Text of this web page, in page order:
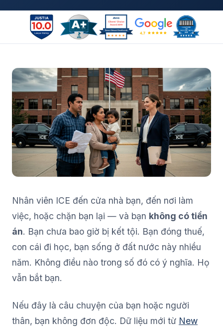
Nhân viên ICE đến cửa nhà bạn, đến nơi làm
việc, hoặc chặn bạn lại — và bạn không có tiền
án. Bạn chưa bao giờ bị kết tội. Bạn đóng thuế,
con cái đi học, bạn sống ở đất nước này nhiều
năm. Không điều nào trong số đó có ý nghĩa. Họ
vẫn bắt bạn.
Nếu đây là câu chuyện của bạn hoặc người
thân, bạn không đơn độc. Dữ liệu mới từ New